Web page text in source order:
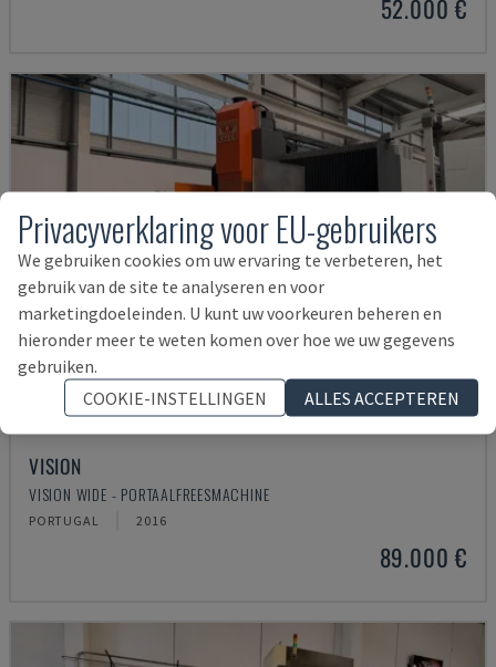
52.000 €
VISION
VISION WIDE - PORTAALFREESMACHINE
PORTUGAL 2016
89.000 €
Privacyverklaring voor EU-gebruikers
We gebruiken cookies om uw ervaring te verbeteren, het
gebruik van de site te analyseren en voor
marketingdoeleinden. U kunt uw voorkeuren beheren en
hieronder meer te weten komen over hoe we uw gegevens
gebruiken.
COOKIE-INSTELLINGEN
ALLES ACCEPTEREN